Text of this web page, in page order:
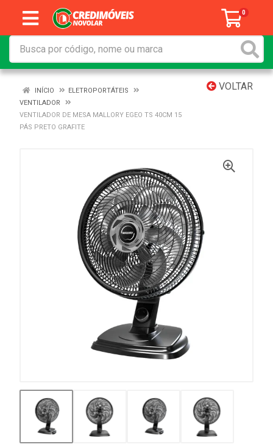
0
VOLTAR
INÍCIO
ELETROPORTÁTEIS
VENTILADOR
VENTILADOR DE MESA MALLORY EGEO TS 40CM 15
PÁS PRETO GRAFITE